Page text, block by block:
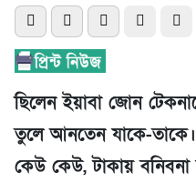
ছিলেন ইয়াবা জোন
তুলে আনতেন যাকে-তাকে।
কেউ কেউ, টাকায় বনিবনা